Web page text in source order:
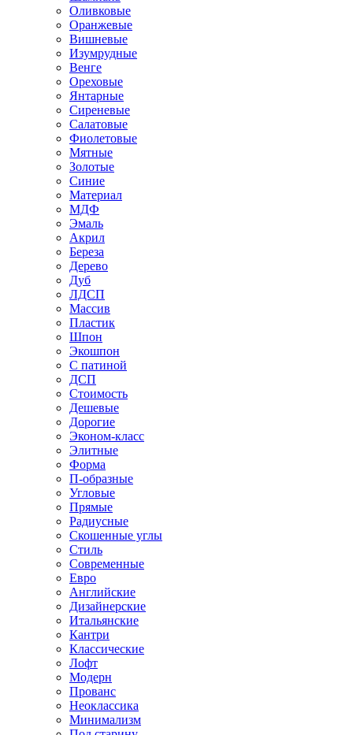
Оливковые
Оранжевые
Вишневые
Изумрудные
Венге
Ореховые
Янтарные
Сиреневые
Салатовые
Фиолетовые
Мятные
Золотые
Синие
Материал
МДФ
Эмаль
Акрил
Береза
Дерево
Дуб
ЛДСП
Массив
Пластик
Шпон
Экошпон
С патиной
ДСП
Стоимость
Дешевые
Дорогие
Эконом-класс
Элитные
Форма
П-образные
Угловые
Прямые
Радиусные
Скошенные углы
Стиль
Современные
Евро
Английские
Дизайнерские
Итальянские
Кантри
Классические
Лофт
Модерн
Прованс
Неоклассика
Минимализм